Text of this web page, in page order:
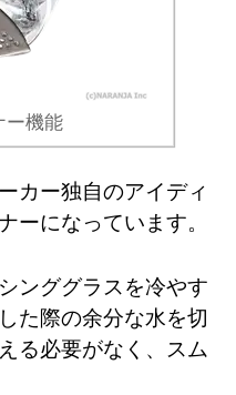
ー機能
カー独自のアイディ
ーになっています。
ンググラスを冷やす
た際の余分な水を切
る必要がなく、スム